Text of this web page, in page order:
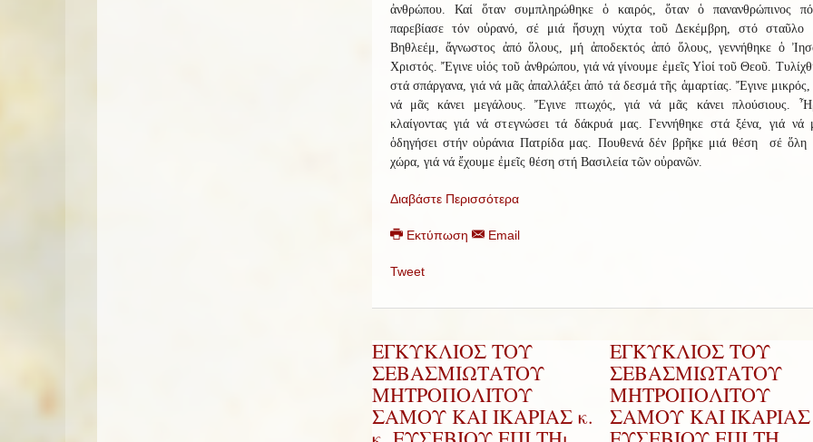
ἀνθρώπου. Καί ὅταν συμπληρώθηκε ὁ καιρός, ὅταν ὁ πανανθρώπινος
παρεβίασε τόν οὐρανό, σέ μιά ἥσυχη νύχτα τοῦ Δεκέμβρη, στό σταῦλο
Βηθλεέμ, ἄγνωστος ἀπό ὅλους, μή ἀποδεκτός ἀπό ὅλους, γεννήθηκε ὁ
Χριστός. Ἔγινε υἱός τοῦ ἀνθρώπου, γιά νά γίνουμε ἐμεῖς Υἱοί τοῦ Θεοῦ.
στά σπάργανα, γιά νά μᾶς ἀπαλλάξει ἀπό τά δεσμά τῆς ἁμαρτίας. Ἔγινε μικρός,
νά μᾶς κάνει μεγάλους. Ἔγινε πτωχός, γιά νά μᾶς κάνει πλούσιους.
κλαίγοντας γιά νά στεγνώσει τά δάκρυά μας. Γεννήθηκε στά ξένα, γιά νά
ὁδηγήσει στήν οὐράνια Πατρίδα μας. Πουθενά δέν βρῆκε μιά θέση σέ ὅλη
χώρα, γιά νά ἔχουμε ἐμεῖς θέση στή Βασιλεία τῶν οὐρανῶν.
Διαβάστε Περισσότερα
Εκτύπωση Email
Tweet
ΕΓΚΥΚΛΙΟΣ ΤΟΥ
ΣΕΒΑΣΜΙΩΤΑΤΟΥ
ΜΗΤΡΟΠΟΛΙΤΟΥ
ΣΑΜΟΥ ΚΑΙ ΙΚΑΡΙΑΣ κ.
ΕΓΚΥΚΛΙΟΣ ΤΟΥ
ΣΕΒΑΣΜΙΩΤΑΤΟΥ
ΜΗΤΡΟΠΟΛΙΤΟΥ
ΣΑΜΟΥ ΚΑΙ ΙΚΑΡΙΑΣ